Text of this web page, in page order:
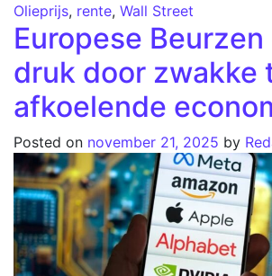
Olieprijs, rente, Wall Street
Europese
druk door zwakke
afkoelende
Posted on november 21, 2025 by